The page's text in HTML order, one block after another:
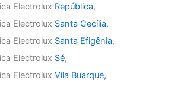
Electrolux República,
Electrolux Santa Cecília,
Electrolux Santa Efigênia,
Electrolux Sé,
ElectroluxVila Buarque,